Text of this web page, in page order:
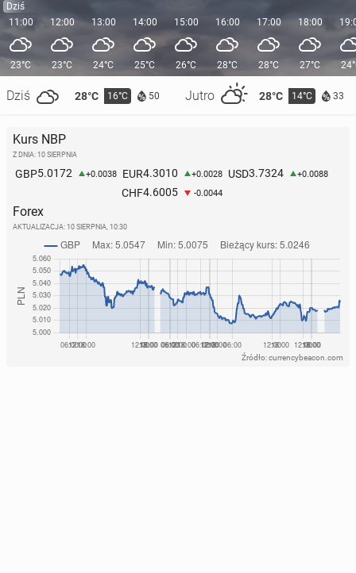
Dziś
11:00
23°C
Dziś 28°C 16°C 50 Jutro 28°C 14°C 33
12:00
23°C
13:00
24°C
14:00
25°C
15:00
26°C
16:00
28°C
17:00
28°C
18:00
27°C
Kurs NBP
Z DNIA: 10 SIERPNIA
GBP5.0172 +0.0038 EUR4.3010 +0.0028 USD3.7324 +0.0088
CHF4.6005 -0.0044
Forex
AKTUALIZACJA: 10 SIERPNIA, 10:30
Źródło: currencybeacon.com